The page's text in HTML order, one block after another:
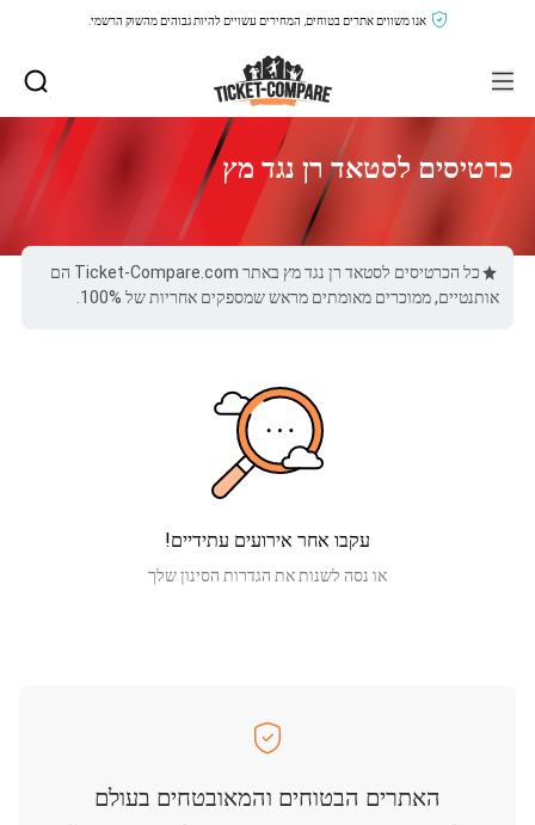
אנו משווים אתרים בטוחים, המחירים עשויים להיות גבוהים מהשוק הרשמי.
כרטיסים לסטאד רן נגד מץ
כל הכרטיסים לסטאד רן נגד מץ באתר Ticket-Compare.com הם
אותנטיים, ממוכרים מאומתים מראש שמספקים אחריות של 100%.
עקבו אחר אירועים עתידיים!
או נסה לשנות את הגדרות הסינון שלך
האתרים הבטוחים והמאובטחים בעולם